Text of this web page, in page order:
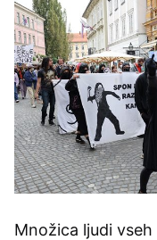
Množica ljudi